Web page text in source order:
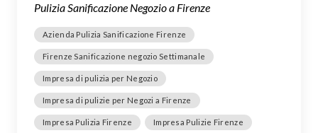
Pulizia Sanificazione Negozio a Firenze
Azienda Pulizia Sanificazione Firenze
Firenze Sanificazione negozio Settimanale
Impresa di pulizia per Negozio
Impresa di pulizie per Negozi a Firenze
Impresa Pulizia Firenze Impresa Pulizie Firenze